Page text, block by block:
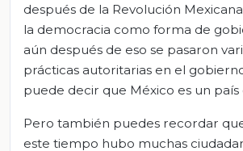
después de la Revolución
la democracia como forma de
aún después de eso se pasaron
prácticas autoritarias en el
puede decir que México es un
Pero también puedes recordar
este tiempo hubo muchas